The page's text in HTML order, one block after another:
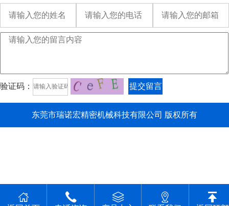
验证码： 提交留言
东莞市瑞诺宏精密机械科技有限公司 版权所有